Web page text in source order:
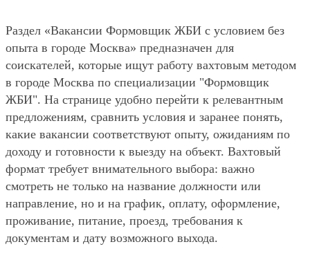
Раздел «Вакансии Формовщик ЖБИ с условием без
опыта в городе Москва» предназначен для
соискателей, которые ищут работу вахтовым методом
в городе Москва по специализации "Формовщик
ЖБИ". На странице удобно перейти к релевантным
предложениям, сравнить условия и заранее понять,
какие вакансии соответствуют опыту, ожиданиям по
доходу и готовности к выезду на объект. Вахтовый
формат требует внимательного выбора: важно
смотреть не только на название должности или
направление, но и на график, оплату, оформление,
проживание, питание, проезд, требования к
документам и дату возможного выхода.